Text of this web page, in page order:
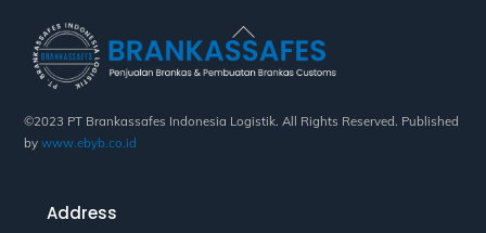
Back
To
Top
©2023 PT Brankassafes Indonesia Logistik. All Rights Reserved. Published
bywww.ebyb.co.id
Address